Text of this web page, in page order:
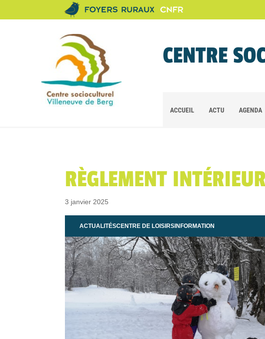
CENTRE
ACCUEIL ACTU AGENDA
RÈGLEMENT
3 janvier 2025
ACTUALITÉSCENTRE DE LOISIRSINFORMATION